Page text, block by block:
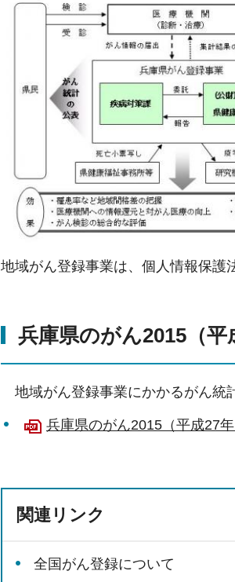
地域がん登録事業は、個人情報保護
兵庫県のがん2015（平
地域がん登録事業にかかるがん統
兵庫県のがん2015（平成27
関連リンク
全国がん登録について